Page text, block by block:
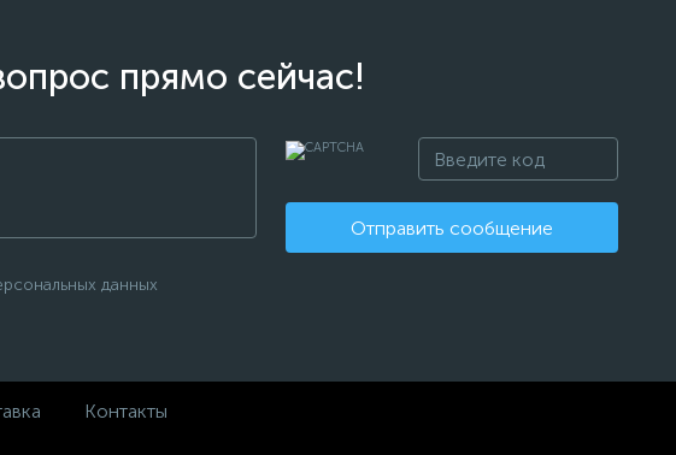
прямо сейчас!
Отправить сообщение
данных
Контакты